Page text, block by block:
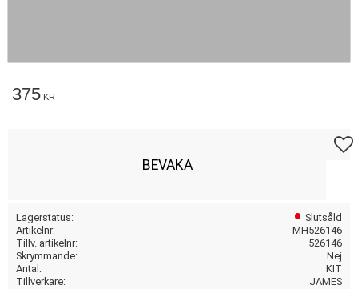
375 KR
BEVAKA
Lagerstatus
Slutsåld
Artikelnr
MH526146
Tillv. artikelnr
526146
Skrymmande
Nej
Antal
KIT
Tillverkare
JAMES